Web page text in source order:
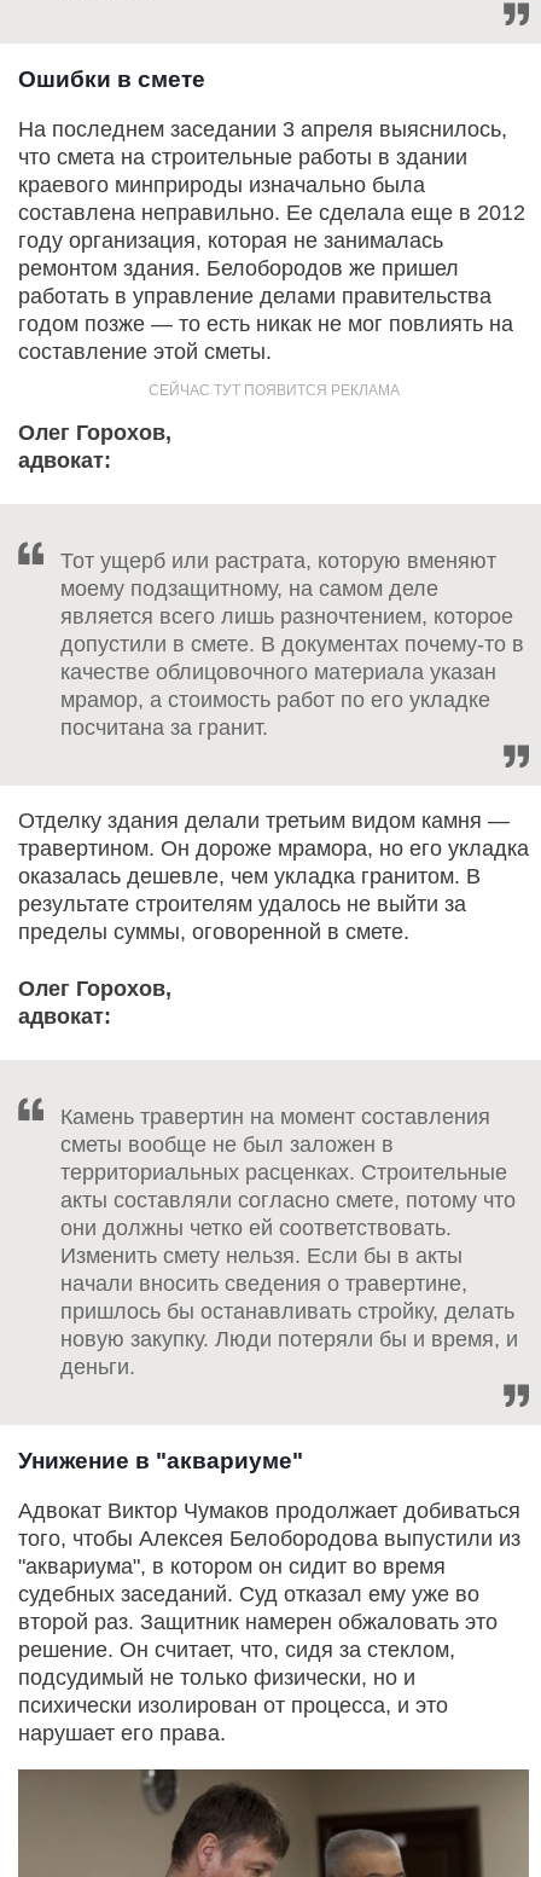
Ошибки в смете
На последнем заседании 3 апреля выяснилось,
что смета на строительные работы в здании
краевого минприроды изначально была
составлена неправильно. Ее сделала еще в 2012
году организация, которая не занималась
ремонтом здания. Белобородов же пришел
работать в управление делами правительства
годом позже — то есть никак не мог повлиять на
составление этой сметы.
Олег Горохов,
адвокат:
Тот ущерб или растрата, которую вменяют
моему подзащитному, на самом деле
является всего лишь разночтением, которое
допустили в смете. В документах почему-то в
качестве облицовочного материала указан
мрамор, а стоимость работ по его укладке
посчитана за гранит.
Отделку здания делали третьим видом камня —
травертином. Он дороже мрамора, но его укладка
оказалась дешевле, чем укладка гранитом. В
результате строителям удалось не выйти за
пределы суммы, оговоренной в смете.
Олег Горохов,
адвокат:
Камень травертин на момент составления
сметы вообще не был заложен в
территориальных расценках. Строительные
акты составляли согласно смете, потому что
они должны четко ей соответствовать.
Изменить смету нельзя. Если бы в акты
начали вносить сведения о травертине,
пришлось бы останавливать стройку, делать
новую закупку. Люди потеряли бы и время, и
деньги.
Унижение в "аквариуме"
Адвокат Виктор Чумаков продолжает добиваться
того, чтобы Алексея Белобородова выпустили из
"аквариума", в котором он сидит во время
судебных заседаний. Суд отказал ему уже во
второй раз. Защитник намерен обжаловать это
решение. Он считает, что, сидя за стеклом,
подсудимый не только физически, но и
психически изолирован от процесса, и это
нарушает его права.